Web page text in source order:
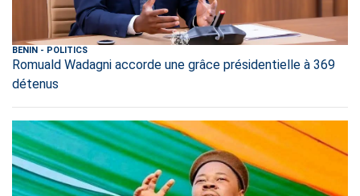
BENIN - POLITICS
Romuald Wadagni accorde une grâce présidentielle à 369
détenus